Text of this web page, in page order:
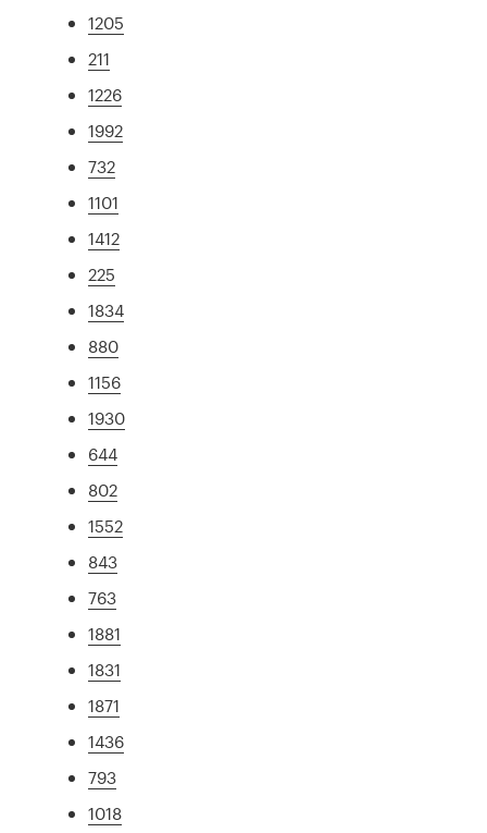
1205
211
1226
1992
732
1101
1412
225
1834
880
1156
1930
644
802
1552
843
763
1881
1831
1871
1436
793
1018